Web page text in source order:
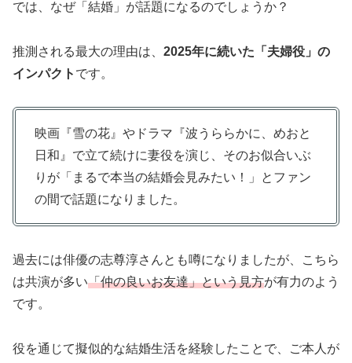
では、なぜ「結婚」が話題になるのでしょうか？
推測される最大の理由は、 2025年に続いた「夫婦役」の
インパクト です。
映画『雪の花』やドラマ『波うららかに、めおと
日和』で立て続けに妻役を演じ、そのお似合いぶ
りが「まるで本当の結婚会見みたい！」とファン
の間で話題になりました。
過去には俳優の志尊淳さんとも噂になりましたが、こちら
は共演が多い「仲の良いお友達」という見方が有力のよう
です。
役を通じて擬似的な結婚生活を経験したことで、ご本人が